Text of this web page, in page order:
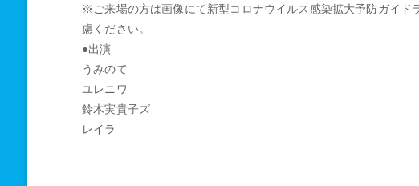
※ご来場の方は画像にて新型コロナウイルス感染拡大予防ガイド
慮ください。
●出演
うみのて
ユレニワ
鈴木実貴子ズ
レイラ